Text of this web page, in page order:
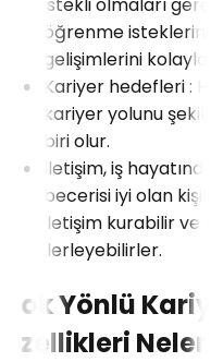
öğrenme isteklerini
gelişimlerini
Kariyer hedefleri :
kariyer yolunu
biri olur.
İletişim, iş
becerisi iyi olan
iletişim kurabilir
ilerleyebilirler.
Çok Yönlü
Özellikleri